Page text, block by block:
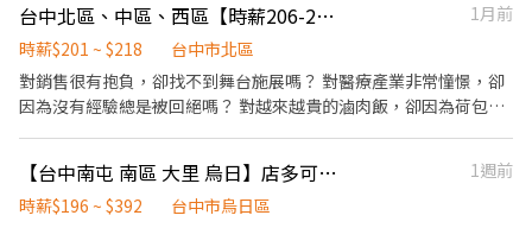
束營業前，統計銷售情形、盤點貨品存量及撰寫當日業務報表。
台中北區、中區、西區【時薪206-218★無經驗可】_門市兼職、實習
1月前
時薪$201 ~ $218
台中市北區
對銷售很有抱負，卻找不到舞台施展嗎？ 對醫療產業非常憧憬，卻
因為沒有經驗總是被回絕嗎？ 對越來越貴的滷肉飯，卻因為荷包縮
【206起】，每月額外另享月獎金！ ●高於連鎖界的時薪 ●促進成
長的教育訓練 ●舒適的就業環境 ●豐厚的各類獎金，兼職也享三節
【台中南屯 南區 大里 烏日】店多可選🦐蝦皮 門市人員🎉理貨上架收銀超簡單🙌🏻歡迎兼職打工
1週前
時薪$196 ~ $392
台中市烏日區